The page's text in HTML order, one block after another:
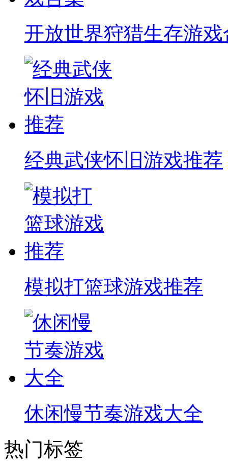
开放世界狩猎生存游戏
经典武侠怀旧游戏推荐
模拟打篮球游戏推荐
休闲慢节奏游戏大全
热门标签